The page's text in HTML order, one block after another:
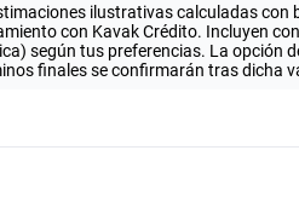
ilustrativas calculadas con
con Kavak Crédito. Incluyen
según tus preferencias. La
finales se confirmarán tras dicha